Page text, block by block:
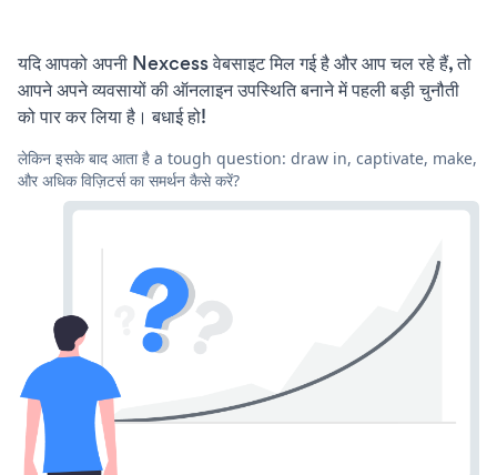
यदि आपको अपनी Nexcess वेबसाइट मिल गई है और आप चल रहे हैं, तो
आपने अपने व्यवसायों की ऑनलाइन उपस्थिति बनाने में पहली बड़ी चुनौती
को पार कर लिया है। बधाई हो!
लेकिन इसके बाद आता है a tough question: draw in, captivate, make,
और अधिक विज़िटर्स का समर्थन कैसे करें?